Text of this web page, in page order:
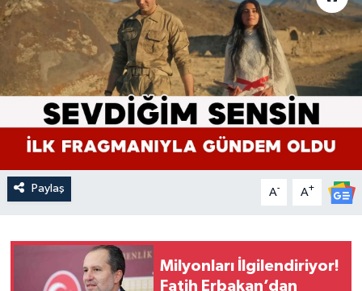
Paylaş A- A+
Milyonları İlgilendiriyor!
Fatih Erbakan’dan